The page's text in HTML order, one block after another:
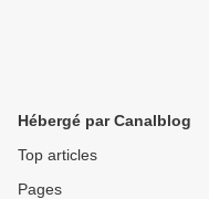
Hébergé par Canalblog
Top articles
Pages